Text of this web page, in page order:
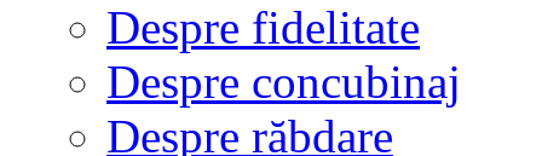
Despre fidelitate
Despre concubinaj
Despre răbdare